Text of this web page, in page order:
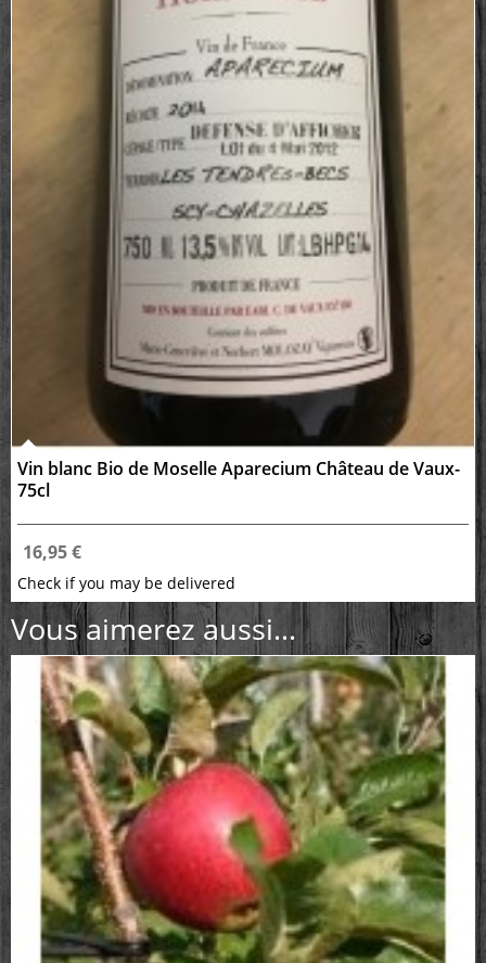
Vin blanc Bio de Moselle Aparecium Château de Vaux-
75cl
16,95 €
Check if you may be delivered
Vous aimerez aussi...